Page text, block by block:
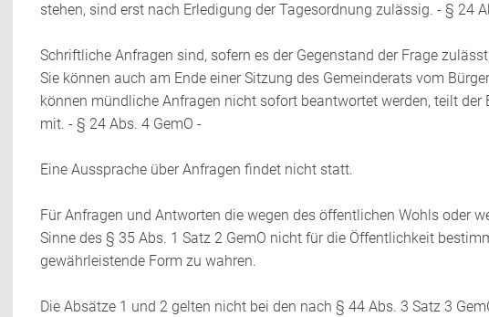
stehen, sind erst nach Erledigung der Tagesordnung zulässig. - § 24
Schriftliche Anfragen sind, sofern es der Gegenstand der Frage
Sie können auch am Ende einer Sitzung des Gemeinderats vom
können mündliche Anfragen nicht sofort beantwortet werden, teilt
mit. - § 24 Abs. 4 GemO -
Eine Aussprache über Anfragen findet nicht statt.
Für Anfragen und Antworten die wegen des öffentlichen Wohls oder
Sinne des § 35 Abs. 1 Satz 2 GemO nicht für die Öffentlichkeit
gewährleistende Form zu wahren.
Die Absätze 1 und 2 gelten nicht bei den nach § 44 Abs. 3 Satz 3